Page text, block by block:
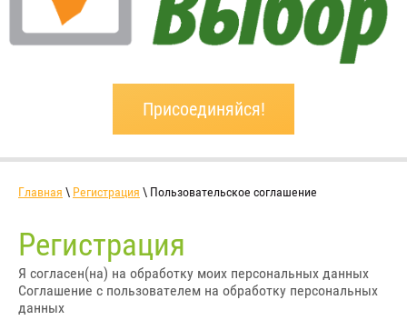
Присоединяйся!
Главная \ Регистрация \ Пользовательское соглашение
Регистрация
Я согласен(на) на обработку моих персональных данных
Соглашение с пользователем на обработку персональных
данных